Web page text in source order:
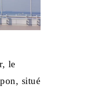
le
situé